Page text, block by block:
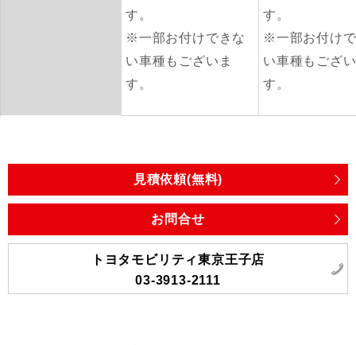
す。
※一部お付けできな
い車種もございま
す。
す。
※一部お付け
い車種もござ
す。
見積依頼(無料)
お問合せ
トヨタモビリティ東京王子店
03-3913-2111